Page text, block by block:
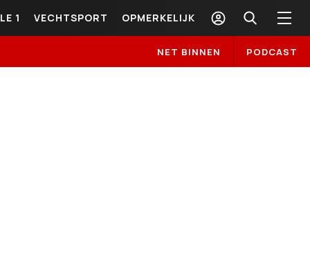
1 VECHTSPORT OPMERKELIJK
NET BINNEN PODCAST